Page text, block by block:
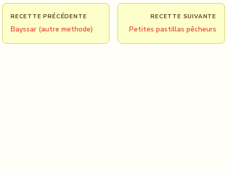
RECETTE PRÉCÉDENTE
Bayssar (autre methode)
RECETTE SUIVANTE
Petites pastillas pêcheurs